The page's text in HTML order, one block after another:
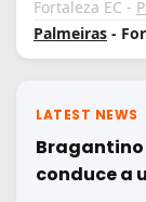
Fortaleza EC -
Palmeiras -
LATEST NEWS
Bragantino
conduce a